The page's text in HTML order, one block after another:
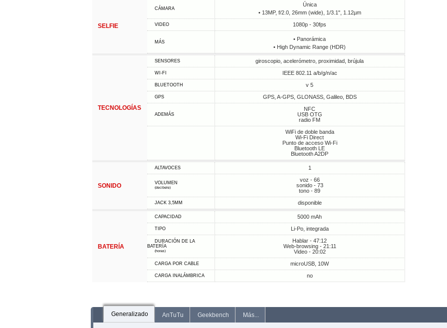
SELFIE
CÁMARA
Única
• 13MP, f/2.0, 26mm (wide), 1/3.1", 1.12µm
VIDEO 1080p - 30fps
MÁS
• Panorámica
• High Dynamic Range (HDR)
TECNOLOGÍAS
SENSORES giroscopio, acelerómetro, proximidad, brújula
WI-FI IEEE 802.11 a/b/g/n/ac
BLUETOOTH v 5
GPS GPS, A-GPS, GLONASS, Galileo, BDS
ADEMÁS
NFC
USB OTG
radio FM
WiFi de doble banda
Wi-Fi Direct
Punto de acceso Wi-Fi
Bluetooth LE
Bluetooth A2DP
SONIDO
ALTAVOCES 1
VOLUMEN
(decibele)
voz - 66
sonido - 73
tono - 89
JACK 3,5MM disponible
BATERÍA
CAPACIDAD 5000 mAh
TIPO Li-Po, integrada
DURACIÓN DE LA
BATERÍA
(horas)
Hablar - 47:12
Web-browsing - 21:11
Video - 20:02
CARGA POR CABLE microUSB, 10W
CARGA INALÁMBRICA no
Generalizado AnTuTu Geekbench Más...